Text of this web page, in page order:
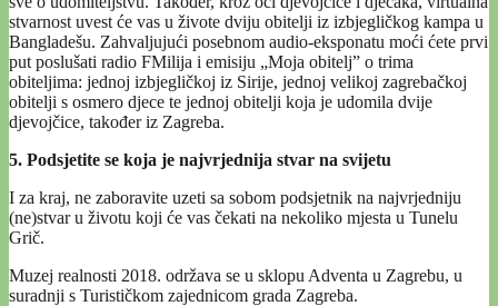
stvarnost uvest će vas u živote dviju obitelji iz izbjegličkog kampa u
Bangladešu. Zahvaljujući posebnom audio-eksponatu moći ćete prvi
put poslušati radio FMilija i emisiju „Moja obitelj” o trima
obiteljima: jednoj izbjegličkoj iz Sirije, jednoj velikoj zagrebačkoj
obitelji s osmero djece te jednoj obitelji koja je udomila dvije
djevojčice, također iz Zagreba.
5. Podsjetite se koja je najvrjednija stvar na svijetu
I za kraj, ne zaboravite uzeti sa sobom podsjetnik na najvrjedniju
(ne)stvar u životu koji će vas čekati na nekoliko mjesta u Tunelu
Grič.
Muzej realnosti 2018. održava se u sklopu Adventa u Zagrebu, u
suradnji s Turističkom zajednicom grada Zagreba.